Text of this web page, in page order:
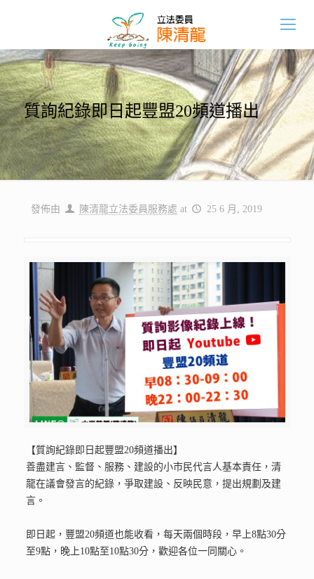
質詢紀錄即日起豐盟20頻道播出
發佈由 陳清龍立法委員服務處 at 25 6 月, 2019
【質詢紀錄即日起豐盟20頻道播出】
善盡建言、監督、服務、建設的小市民代言人基本責任，清
龍在議會發言的紀錄，爭取建設、反映民意，提出規劃及建
言。
即日起，豐盟20頻道也能收看，每天兩個時段，早上8點30分
至9點，晚上10點至10點30分，歡迎各位一同關心。